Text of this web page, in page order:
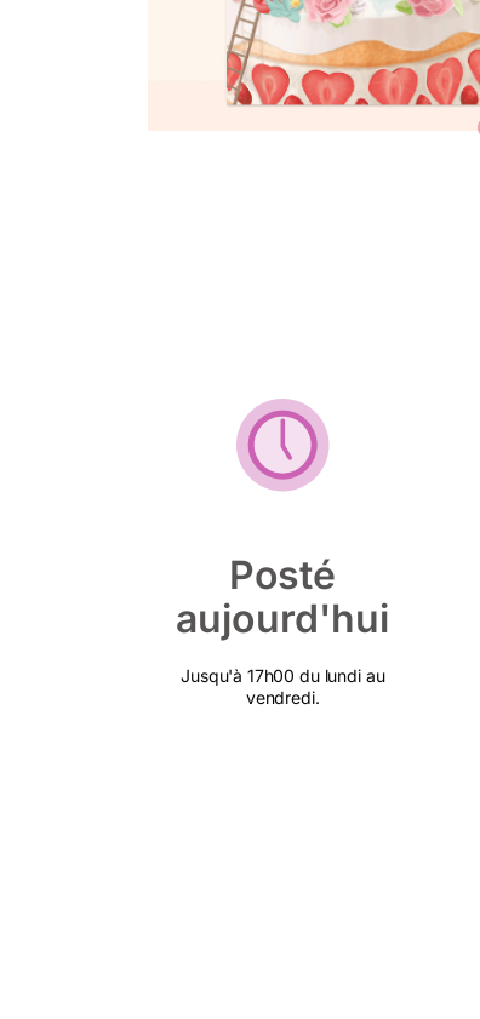
Posté
aujourd'hui
Jusqu'à 17h00 du lundi au
vendredi.